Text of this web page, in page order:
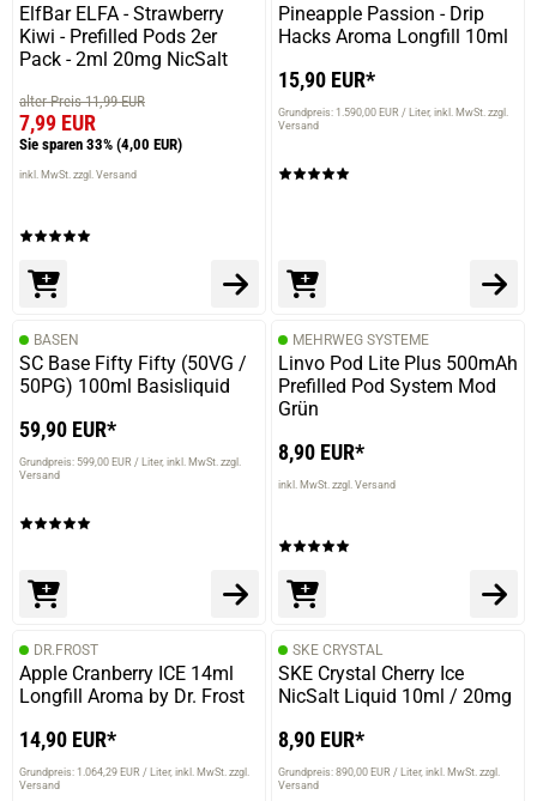
prev
ElfBar ELFA - Strawberry
Kiwi - Prefilled Pods 2er
Pack - 2ml 20mg NicSalt
alter Preis 11,99 EUR
7,99 EUR
Sie sparen 33% (4,00 EUR)
inkl. MwSt. zzgl. Versand
Pineapple Passion - Drip
Hacks Aroma Longfill 10ml
15,90 EUR*
Grundpreis: 1.590,00 EUR / Liter inkl. MwSt. zzgl.
Versand
BASEN
SC Base Fifty Fifty (50VG /
50PG) 100ml Basisliquid
59,90 EUR*
Grundpreis: 599,00 EUR / Liter inkl. MwSt. zzgl.
Versand
MEHRWEG SYSTEME
Linvo Pod Lite Plus 500mAh
Prefilled Pod System Mod
Grün
8,90 EUR*
inkl. MwSt. zzgl. Versand
DR.FROST
Apple Cranberry ICE 14ml
Longfill Aroma by Dr. Frost
14,90 EUR*
Grundpreis: 1.064,29 EUR / Liter inkl. MwSt. zzgl.
Versand
SKE CRYSTAL
SKE Crystal Cherry Ice
NicSalt Liquid 10ml / 20mg
8,90 EUR*
Grundpreis: 890,00 EUR / Liter inkl. MwSt. zzgl.
Versand